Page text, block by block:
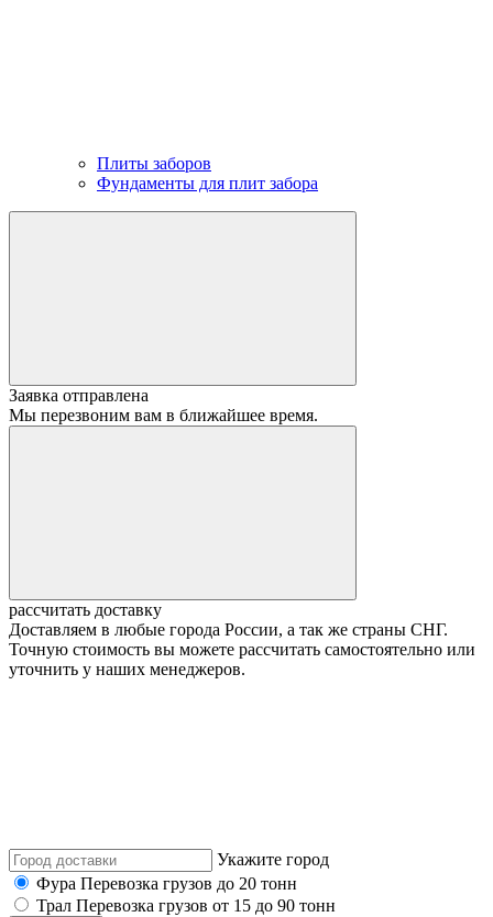
Плиты заборов
Фундаменты для плит забора
Заявка отправлена
Мы перезвоним вам в ближайшее время.
рассчитать доставку
Доставляем в любые города России, а так же страны СНГ.
Точную стоимость вы можете рассчитать самостоятельно или
уточнить у наших менеджеров.
Укажите город
Фура Перевозка грузов до 20 тонн
Трал Перевозка грузов от 15 до 90 тонн